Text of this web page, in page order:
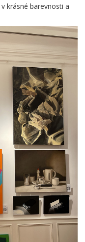
krásné barevnosti a